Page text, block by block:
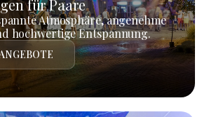
für Paare
Atmosphäre, angenehme
hochwertige Entspannung.